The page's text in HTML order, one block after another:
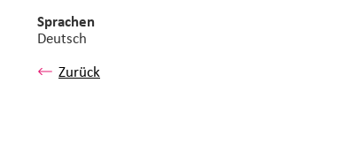
Sprachen
Deutsch
Zurück